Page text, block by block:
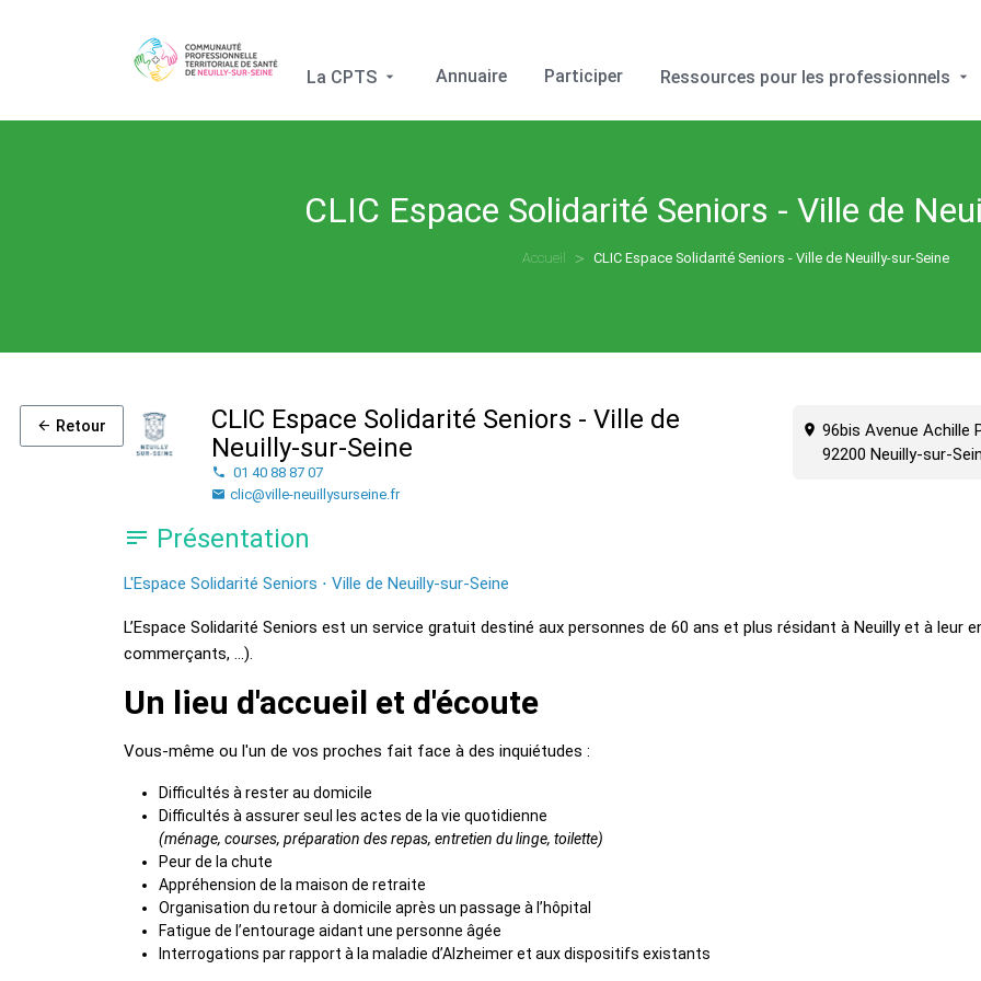
La CPTS Annuaire Participer Ressources pour les professionnels
CLIC Espace Solidarité Seniors - Ville de
Accueil CLIC Espace Solidarité Seniors - Ville de Neuilly-sur-Seine
Retour
CLIC Espace Solidarité Seniors - Ville de
Neuilly-sur-Seine
01 40 88 87 07
clic@ville-neuillysurseine.fr
96bis Avenue Achille
92200 Neuilly-sur-
Présentation
L'Espace Solidarité Seniors ⋅ Ville de Neuilly-sur-Seine
L’Espace Solidarité Seniors est un service gratuit destiné aux personnes de 60 ans et plus résidant à Neuilly et à leur
commerçants, …).
Un lieu d'accueil et d'écoute
Vous-même ou l'un de vos proches fait face à des inquiétudes :
Difficultés à rester au domicile
Difficultés à assurer seul les actes de la vie quotidienne
(ménage, courses, préparation des repas, entretien du linge, toilette)
Peur de la chute
Appréhension de la maison de retraite
Organisation du retour à domicile après un passage à l’hôpital
Fatigue de l’entourage aidant une personne âgée
Interrogations par rapport à la maladie d’Alzheimer et aux dispositifs existants